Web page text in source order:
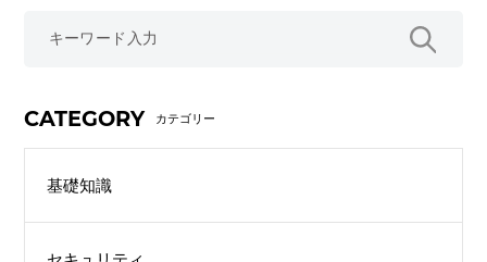
CATEGORY カテゴリー
基礎知識